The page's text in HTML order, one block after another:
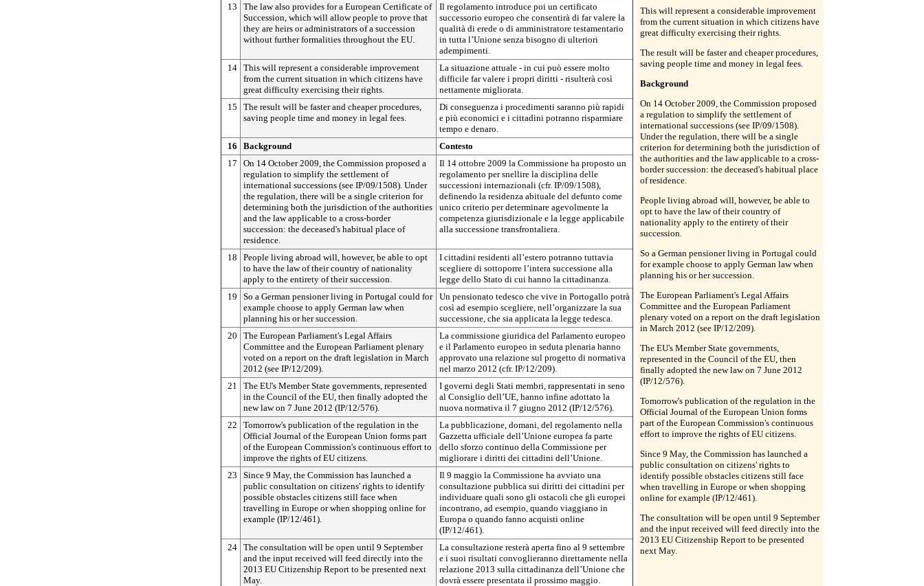
13
The law also provides for a European Certificate of
Succession, which will allow people to prove that
they are heirs or administrators of a succession
without further formalities throughout the EU.
Il regolamento introduce poi un certificato
successorio europeo che consentirà di far valere la
qualità di erede o di amministratore testamentario
in tutta l’Unione senza bisogno di ulteriori
adempimenti.
14 This will represent a considerable improvement
from the current situation in which citizens have
great difficulty exercising their rights.
La situazione attuale - in cui può essere molto
difficile far valere i propri diritti - risulterà così
nettamente migliorata.
15
The result will be faster and cheaper procedures,
saving people time and money in legal fees.
Di conseguenza i procedimenti saranno più rapidi
e più economici e i cittadini potranno risparmiare
tempo e denaro.
16
Background
Contesto
17
On 14 October 2009, the Commission proposed a
regulation to simplify the settlement of
international successions (see IP/09/1508). Under
the regulation, there will be a single criterion for
determining both the jurisdiction of the authorities
and the law applicable to a cross-border
succession: the deceased's habitual place of
residence.
Il 14 ottobre 2009 la Commissione ha proposto un
regolamento per snellire la disciplina delle
successioni internazionali (cfr. IP/09/1508),
definendo la residenza abituale del defunto come
unico criterio per determinare agevolmente la
competenza giurisdizionale e la legge applicabile
alla successione transfrontaliera.
18
People living abroad will, however, be able to opt
to have the law of their country of nationality
apply to the entirety of their succession.
I cittadini residenti all’estero potranno tuttavia
scegliere di sottoporre l’intera successione alla
legge dello Stato di cui hanno la cittadinanza.
19
So a German pensioner living in Portugal could for
example choose to apply German law when
planning his or her succession.
Un pensionato tedesco che vive in Portogallo potrà
così ad esempio scegliere, nell’organizzare la sua
successione, che sia applicata la legge tedesca.
20
The European Parliament's Legal Affairs
Committee and the European Parliament plenary
voted on a report on the draft legislation in March
2012 (see IP/12/209).
La commissione giuridica del Parlamento europeo
e il Parlamento europeo in seduta plenaria hanno
approvato una relazione sul progetto di normativa
nel marzo 2012 (cfr. IP/12/209).
21
The EU's Member State governments, represented
in the Council of the EU, then finally adopted the
new law on 7 June 2012 (IP/12/576).
I governi degli Stati membri, rappresentati in seno
al Consiglio dell’UE, hanno infine adottato la
nuova normativa il 7 giugno 2012 (IP/12/576).
22
Tomorrow's publication of the regulation in the
Official Journal of the European Union forms part
of the European Commission's continuous effort to
improve the rights of EU citizens.
La pubblicazione, domani, del regolamento nella
Gazzetta ufficiale dell’Unione europea fa parte
dello sforzo continuo della Commissione per
migliorare i diritti dei cittadini dell’Unione.
23
Since 9 May, the Commission has launched a
public consultation on citizens' rights to identify
possible obstacles citizens still face when
travelling in Europe or when shopping online for
example (IP/12/461).
Il 9 maggio la Commissione ha avviato una
consultazione pubblica sui diritti dei cittadini per
individuare quali sono gli ostacoli che gli europei
incontrano, ad esempio, quando viaggiano in
Europa o quando fanno acquisti online
(IP/12/461).
24 The consultation will be open until 9 September
and the input received will feed directly into the
2013 EU Citizenship Report to be presented next
May.
La consultazione resterà aperta fino al 9 settembre
e i suoi risultati convoglieranno direttamente nella
relazione 2013 sulla cittadinanza dell’Unione che
dovrà essere presentata il prossimo maggio.
This will represent a considerable improvement
from the current situation in which citizens have
great difficulty exercising their rights.
The result will be faster and cheaper procedures,
saving people time and money in legal fees.
Background
On 14 October 2009, the Commission proposed
a regulation to simplify the settlement of
international successions (see IP/09/1508).
Under the regulation, there will be a single
criterion for determining both the jurisdiction of
the authorities and the law applicable to a cross-
border succession: the deceased's habitual place
of residence.
People living abroad will, however, be able to
opt to have the law of their country of
nationality apply to the entirety of their
succession.
So a German pensioner living in Portugal could
for example choose to apply German law when
planning his or her succession.
The European Parliament's Legal Affairs
Committee and the European Parliament
plenary voted on a report on the draft legislation
in March 2012 (see IP/12/209).
The EU's Member State governments,
represented in the Council of the EU, then
finally adopted the new law on 7 June 2012
(IP/12/576).
Tomorrow's publication of the regulation in the
Official Journal of the European Union forms
part of the European Commission's continuous
effort to improve the rights of EU citizens.
Since 9 May, the Commission has launched a
public consultation on citizens' rights to
identify possible obstacles citizens still face
when travelling in Europe or when shopping
online for example (IP/12/461).
The consultation will be open until 9 September
and the input received will feed directly into the
2013 EU Citizenship Report to be presented
next May.